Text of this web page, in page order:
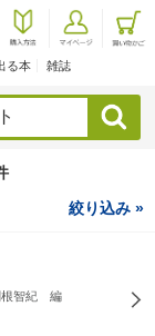
る本 雑誌
検索
絞り込み »
根智紀 編